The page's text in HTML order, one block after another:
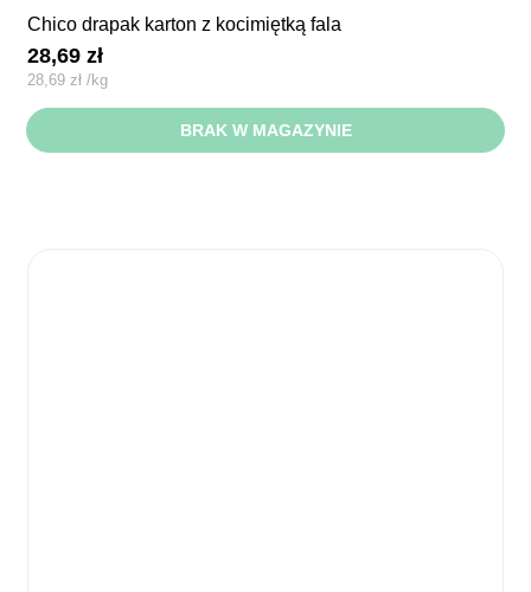
chico drapak karton z kocimiętką fala
28,69zł
28,69 zł /kg
BRAK W MAGAZYNIE